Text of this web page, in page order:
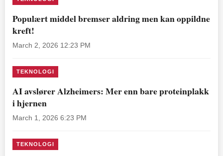
Populært middel bremser aldring men kan oppildne
kreft!
March 2, 2026 12:23 PM
TEKNOLOGI
AI avslører Alzheimers: Mer enn bare proteinplakk
i hjernen
March 1, 2026 6:23 PM
TEKNOLOGI